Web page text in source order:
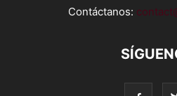
Contáctanos: